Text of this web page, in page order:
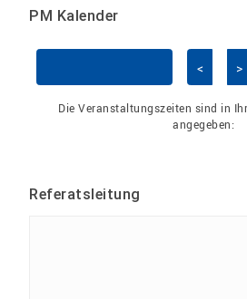
PM Kalender
< >
Die Veranstaltungszeiten sind in
angegeben:
Referatsleitung